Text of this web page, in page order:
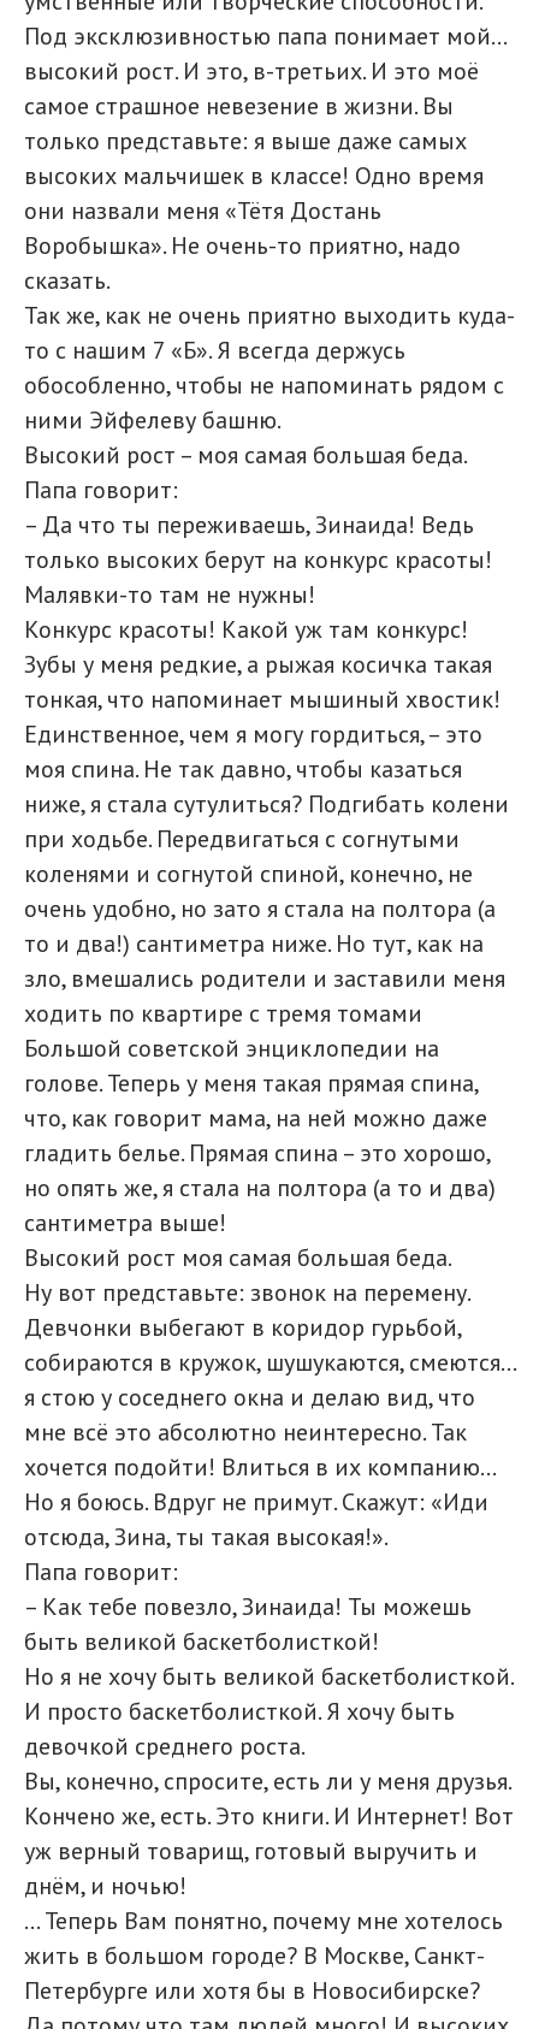
Под эксклюзивностью папа понимает мой...
высокий рост. И это, в-третьих. И это моё
самое страшное невезение в жизни. Вы
только представьте: я выше даже самых
высоких мальчишек в классе! Одно время
они назвали меня «Тётя Достань
Воробышка». Не очень-то приятно, надо
сказать.
Так же, как не очень приятно выходить куда-
то с нашим 7 «Б». Я всегда держусь
обособленно, чтобы не напоминать рядом с
ними Эйфелеву башню.
Высокий рост – моя самая большая беда.
Папа говорит:
– Да что ты переживаешь, Зинаида! Ведь
только высоких берут на конкурс красоты!
Малявки-то там не нужны!
Конкурс красоты! Какой уж там конкурс!
Зубы у меня редкие, а рыжая косичка такая
тонкая, что напоминает мышиный хвостик!
Единственное, чем я могу гордиться, – это
моя спина. Не так давно, чтобы казаться
ниже, я стала сутулиться? Подгибать колени
при ходьбе. Передвигаться с согнутыми
коленями и согнутой спиной, конечно, не
очень удобно, но зато я стала на полтора (а
то и два!) сантиметра ниже. Но тут, как на
зло, вмешались родители и заставили меня
ходить по квартире с тремя томами
Большой советской энциклопедии на
голове. Теперь у меня такая прямая спина,
что, как говорит мама, на ней можно даже
гладить белье. Прямая спина – это хорошо,
но опять же, я стала на полтора (а то и два)
сантиметра выше!
Высокий рост моя самая большая беда.
Ну вот представьте: звонок на перемену.
Девчонки выбегают в коридор гурьбой,
собираются в кружок, шушукаются, смеются...
я стою у соседнего окна и делаю вид, что
мне всё это абсолютно неинтересно. Так
хочется подойти! Влиться в их компанию...
Но я боюсь. Вдруг не примут. Скажут: «Иди
отсюда, Зина, ты такая высокая!».
Папа говорит:
– Как тебе повезло, Зинаида! Ты можешь
быть великой баскетболисткой!
Но я не хочу быть великой баскетболисткой.
И просто баскетболисткой. Я хочу быть
девочкой среднего роста.
Вы, конечно, спросите, есть ли у меня друзья.
Кончено же, есть. Это книги. И Интернет! Вот
уж верный товарищ, готовый выручить и
днём, и ночью!
... Теперь Вам понятно, почему мне хотелось
жить в большом городе? В Москве, Санкт-
Петербурге или хотя бы в Новосибирске?